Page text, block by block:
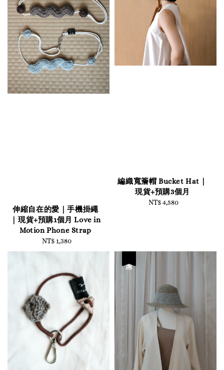
伸縮自在的愛｜手機掛繩
｜現貨+預購1個月 Love in
Motion Phone Strap
Regular
price
NT$ 1,380
編織寬簷帽 Bucket Hat｜
現貨+預購3個月
Regular
NT$ 4,580